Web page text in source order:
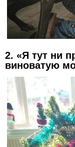
2. «Я тут ни
виноватую